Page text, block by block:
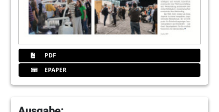
PDF
EPAPER